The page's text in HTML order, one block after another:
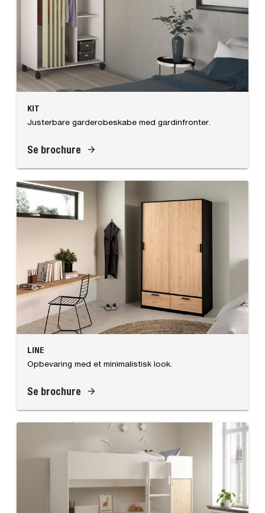
KIT
Justerbare garderobeskabe med gardinfronter.
Se brochure
LINE
Opbevaring med et minimalistisk look.
Se brochure